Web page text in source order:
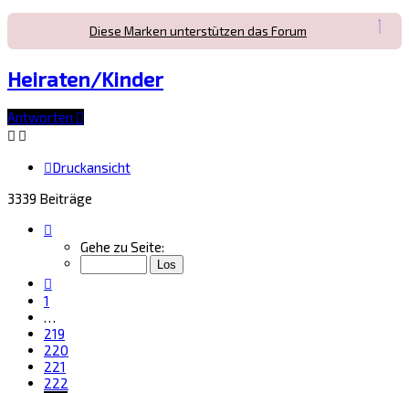
Diese Marken unterstützen das Forum
Heiraten/Kinder
Antworten
Druckansicht
3339 Beiträge
223
von
Gehe zu Seite:
1
…
219
220
221
222